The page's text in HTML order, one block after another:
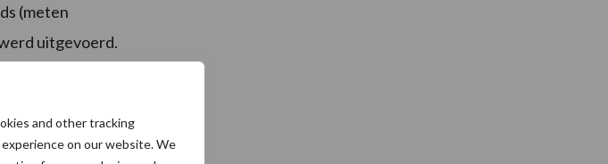
and other tracking
on our website. We
(meten
uitgevoerd.
gemiddeld met
vermindering van de